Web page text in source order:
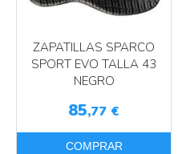
ZAPATILLAS SPARCO
SPORT EVO TALLA 43
NEGRO
85,77 €
COMPRAR